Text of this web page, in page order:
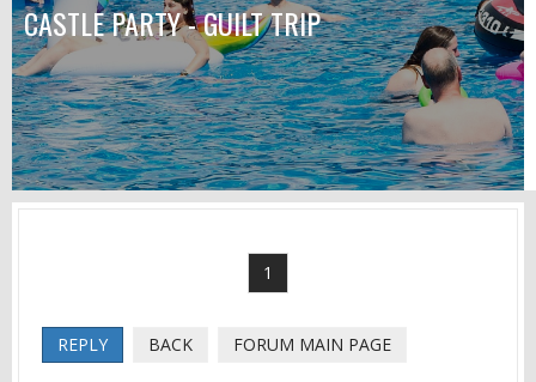
CASTLE PARTY - GUILT TRIP
1
REPLY BACK FORUM MAIN PAGE